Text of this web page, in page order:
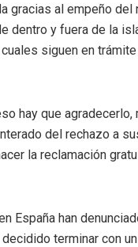
gracias al empeño
dentro y fuera de la
siguen en
hay que
del rechazo a
la reclamación
España han
terminar con